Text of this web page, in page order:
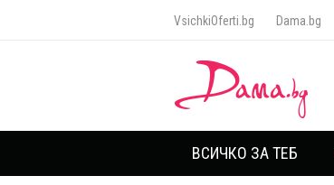
VsichkiOferti.bg Dama.bg
ВСИЧКО ЗА ТЕБ